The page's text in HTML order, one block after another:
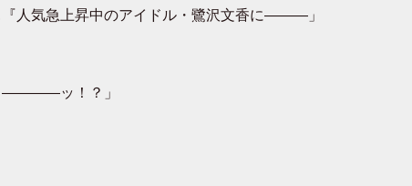
人気急上昇中のアイドル・鷺沢文香に―――」
――――ッ！？」